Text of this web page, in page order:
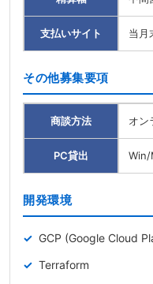
支払いサイト 当月
その他募集要項
商談方法 オン
PC貸出 Win/
開発環境
GCP (Google Cloud
Terraform